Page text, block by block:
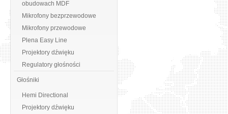
obudowach MDF
Mikrofony bezprzewodowe
Mikrofony przewodowe
Plena Easy Line
Projektory dźwięku
Regulatory głośności
Głośniki
Hemi Directional
Projektory dźwięku